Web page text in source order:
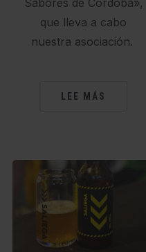
Sabores de Córdoba»,
que lleva a cabo
nuestra asociación.
LEE MÁS